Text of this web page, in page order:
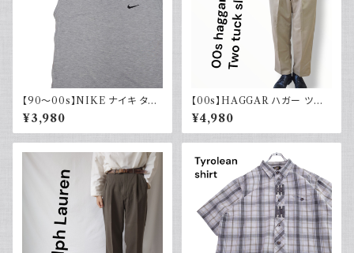
【90～00s】NIKE ナイキ タン
クトップ ノースリーブ グレー 白
タグ
¥3,980
【00s】HAGGAR ハガー ツー
タックスラックス ポリエステル
ベージュ 古着 34 29
¥4,980